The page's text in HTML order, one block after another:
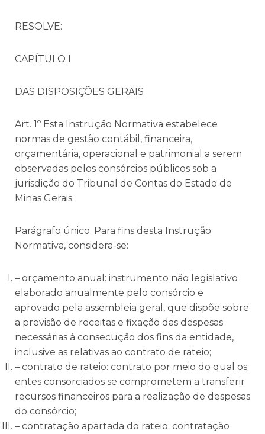
RESOLVE:
CAPÍTULO I
DAS DISPOSIÇÕES GERAIS
Art. 1º Esta Instrução Normativa estabelece
normas de gestão contábil, financeira,
orçamentária, operacional e patrimonial a serem
observadas pelos consórcios públicos sob a
jurisdição do Tribunal de Contas do Estado de
Minas Gerais.
Parágrafo único. Para fins desta Instrução
Normativa, considera-se:
– orçamento anual: instrumento não legislativo
elaborado anualmente pelo consórcio e
aprovado pela assembleia geral, que dispõe sobre
a previsão de receitas e fixação das despesas
necessárias à consecução dos fins da entidade,
inclusive as relativas ao contrato de rateio;
– contrato de rateio: contrato por meio do qual os
entes consorciados se comprometem a transferir
recursos financeiros para a realização de despesas
do consórcio;
– contratação apartada do rateio: contratação